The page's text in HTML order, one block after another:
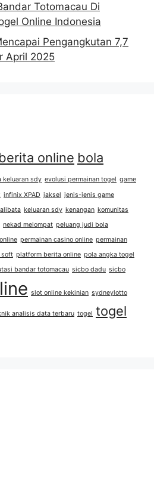
Totomacau Di
Online Indonesia
Pengangkutan 7,7
April 2025
berita online bola
keluaran sdy evolusi permainan togel game
infinix XPAD jaksel jenis-jenis game
keluaran sdy kenangan komunitas
nekad melompat peluang judi bola
permainan casino online permainan
soft platform berita online pola angka togel
bandar totomacau sicbo dadu sicbo
slot online kekinian sydneylotto
analisis data terbaru togel togel